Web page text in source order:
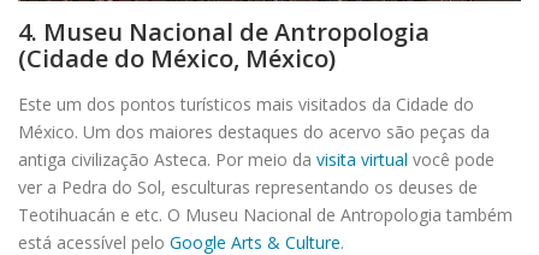
4. Museu Nacional de Antropologia
(Cidade do México, México)
Este um dos pontos turísticos mais visitados da Cidade do
México. Um dos maiores destaques do acervo são peças da
antiga civilização Asteca. Por meio da visita virtual você pode
ver a Pedra do Sol, esculturas representando os deuses de
Teotihuacán e etc. O Museu Nacional de Antropologia também
está acessível pelo Google Arts & Culture.